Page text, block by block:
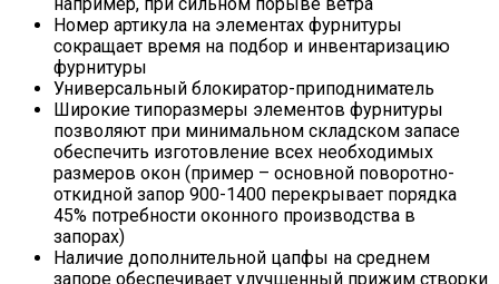
Номер артикула на элементах фурнитуры
сокращает время на подбор и инвентаризацию
фурнитуры
Универсальный блокиратор-приподниматель
Широкие типоразмеры элементов фурнитуры
позволяют при минимальном складском запасе
обеспечить изготовление всех необходимых
размеров окон (пример – основной поворотно-
откидной запор 900-1400 перекрывает порядка
45% потребности оконного производства в
запорах)
Наличие дополнительной цапфы на среднем
запоре обеспечивает улучшенный прижим створки